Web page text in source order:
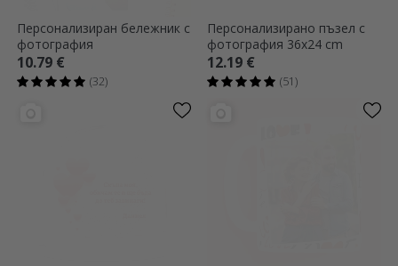
Персонализиран бележник с
фотография
10.79 €
(32)
Персонализирано пъзел с
фотография 36x24 cm
12.19 €
(51)